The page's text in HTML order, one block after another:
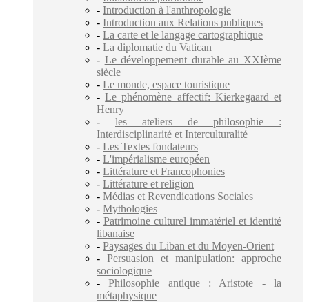
- Introduction à l'anthropologie
- Introduction aux Relations publiques
- La carte et le langage cartographique
- La diplomatie du Vatican
- Le développement durable au XXIème
siècle
- Le monde, espace touristique
-Le phénomène affectif: Kierkegaard et
Henry
- les ateliers de philosophie :
Interdisciplinarité et Interculturalité
- Les Textes fondateurs
- L'impérialisme européen
- Littérature et Francophonies
- Littérature et religion
- Médias et Revendications Sociales
- Mythologies
- Patrimoine culturel immatériel et identité
libanaise
- Paysages du Liban et du Moyen-Orient
- Persuasion et manipulation: approche
sociologique
-Philosophie antique : Aristote - la
métaphysique